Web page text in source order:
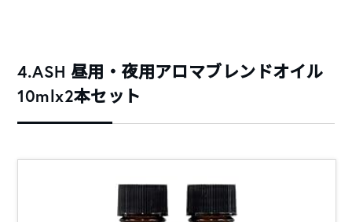
4.ASH 昼用・夜用アロマブレンドオイル
10mlx2本セット